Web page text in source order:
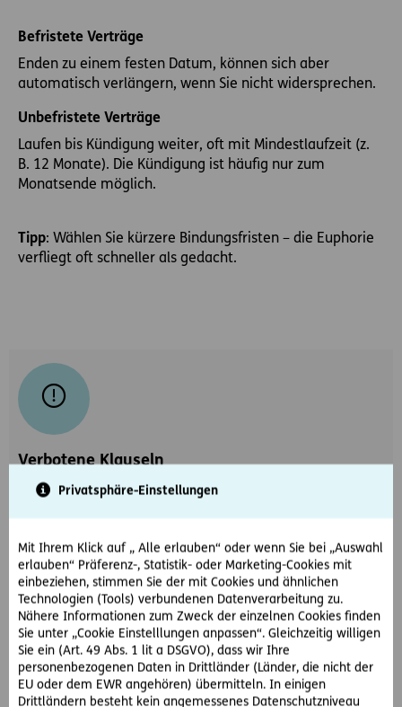
Privatsphäre-Einstellungen
Mit Ihrem Klick auf „ Alle erlauben“ oder wenn Sie bei „Auswahl
erlauben“ Präferenz-, Statistik- oder Marketing-Cookies mit
einbeziehen, stimmen Sie der mit Cookies und ähnlichen
Technologien (Tools) verbundenen Datenverarbeitung zu.
Nähere Informationen zum Zweck der einzelnen Cookies finden
Sie unter „Cookie Einstelllungen anpassen“. Gleichzeitig willigen
Sie ein (Art. 49 Abs. 1 lit a DSGVO), dass wir Ihre
personenbezogenen Daten in Drittländer (Länder, die nicht der
EU oder dem EWR angehören) übermitteln. In einigen
Drittländern besteht kein angemessenes Datenschutzniveau
Befristete Verträge
Enden zu einem festen Datum, können sich aber
automatisch verlängern, wenn Sie nicht widersprechen.
Unbefristete Verträge
Laufen bis Kündigung weiter, oft mit Mindestlaufzeit (z.
B. 12 Monate). Die Kündigung ist häufig nur zum
Monatsende möglich.
Tipp: Wählen Sie kürzere Bindungsfristen – die Euphorie
verfliegt oft schneller als gedacht.
Verbotene Klauseln
Verträge mit Laufzeit von mehr als 24 Monaten
ohne vorzeitige Kündigung sind unzulässig (9 Ob
69/11d).
OGH 4 Ob 59/22p: Mindestlaufzeit 16 Monate sowie
Pauschalen (Verwaltung, Chip, Service) sind
rechtsunwirksam.